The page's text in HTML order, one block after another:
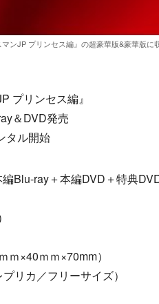
マンJP プリンセス編』の超豪華版&豪華版
プリンセス編』
＆DVD発売
タル開始
編Blu-ray＋本編DVD＋特典
ｍ×40ｍｍ×70mm）
リカ／フリーサイズ）